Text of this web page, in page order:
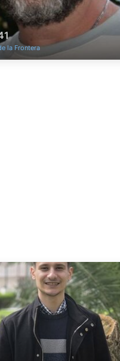
la Frontera